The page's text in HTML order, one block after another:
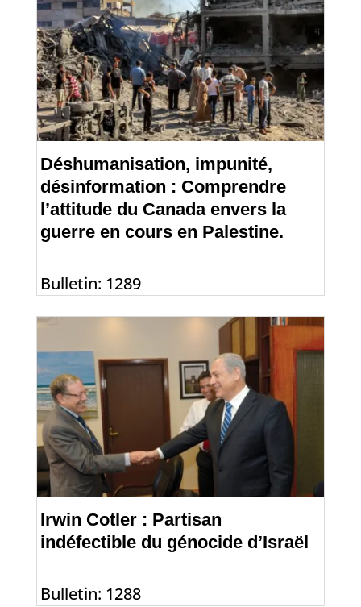
Déshumanisation, impunité,
désinformation : Comprendre
l’attitude du Canada envers la
guerre en cours en Palestine.
Bulletin: 1289
Irwin Cotler : Partisan
indéfectible du génocide d’Israël
Bulletin: 1288